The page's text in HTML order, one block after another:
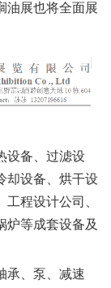
油展也将全面展
设备、过滤设
却设备、烘干设
程设计公司、
炉等成套设备及
承、泵、减速